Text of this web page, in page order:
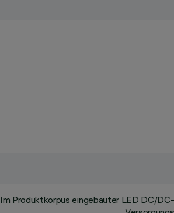
Im Produktkorpus eingebauter LED DC/